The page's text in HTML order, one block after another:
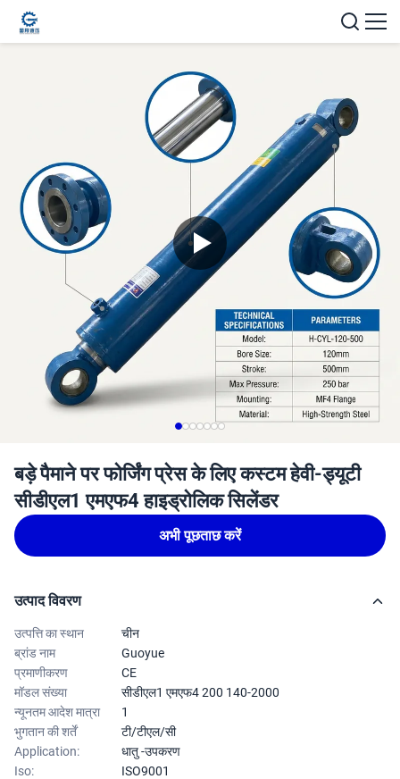
बड़े पैमाने पर फोर्जिंग प्रेस के लिए कस्टम हेवी-ड्यूटी
सीडीएल1 एमएफ4 हाइड्रोलिक सिलेंडर
अभी पूछताछ करें
उत्पाद विवरण
उत्पत्ति का स्थान
चीन
ब्रांड नाम
Guoyue
प्रमाणीकरण
CE
मॉडल संख्या
सीडीएल1 एमएफ4 200 140-2000
न्यूनतम आदेश मात्रा
1
भुगतान की शर्तें
टी/टीएल/सी
Application:
धातु -उपकरण
Iso:
ISO9001